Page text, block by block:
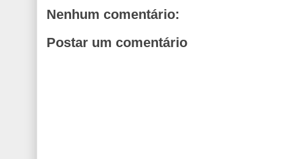
Nenhum comentário:
Postar um comentário